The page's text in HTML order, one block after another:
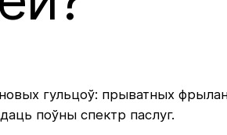
гульцоў: прыватных
поўны спектр паслуг.